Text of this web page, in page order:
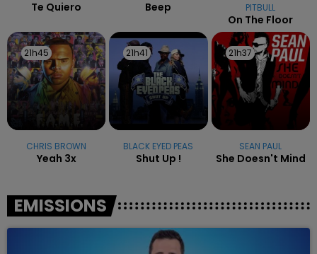
Te Quiero Beep
PITBULL
On The Floor
21h45
21h45
CHRIS BROWN
Yeah 3x
21h41
21h41
BLACK EYED PEAS
Shut Up !
21h37
21h37
SEAN PAUL
She Doesn't Mind
EMISSIONS